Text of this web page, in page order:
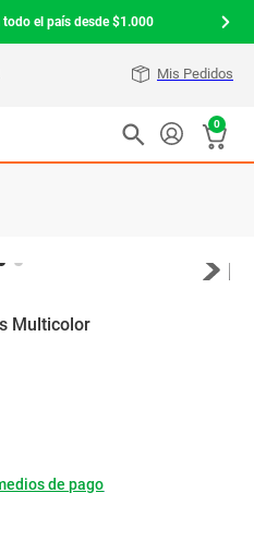
todo el país desde $1.000
Mis Pedidos
0
Multicolor
de pago